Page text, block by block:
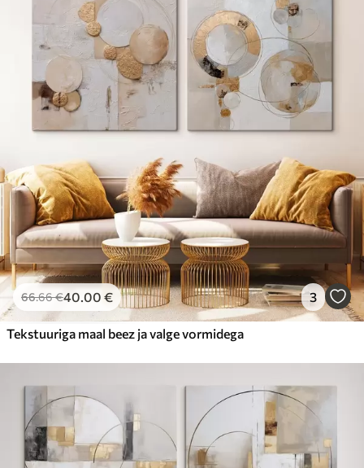
66.66€40.00 € 3
Tekstuuriga maal beez ja valge vormidega